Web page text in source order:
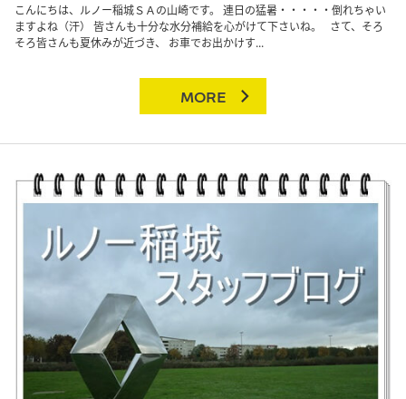
こんにちは、ルノー稲城ＳＡの山崎です。 連日の猛暑・・・・・倒れちゃい
ますよね（汗） 皆さんも十分な水分補給を心がけて下さいね。 さて、そろ
そろ皆さんも夏休みが近づき、 お車でお出かけす...
MORE